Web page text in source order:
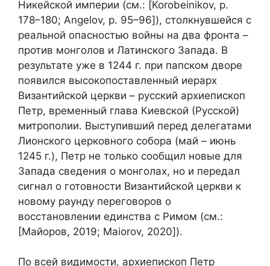
Никейской империи (см.: [Korobeinikov, p.
178–180; Angelov, p. 95–96]), столкнувшейся с
реальной опасностью войны на два фронта –
против монголов и Латинского Запада. В
результате уже в 1244 г. при папском дворе
появился высокопоставленный иерарх
Византийской церкви – русский архиепископ
Петр, временный глава Киевской (Русской)
митрополии. Выступивший перед делегатами
Лионского церковного собора (май – июнь
1245 г.), Петр не только сообщил новые для
Запада сведения о монголах, но и передал
сигнал о готовности Византийской церкви к
новому раунду переговоров о
восстановлении единства с Римом (см.:
[Майоров, 2019; Maiorov, 2020]).
По всей видимости, архиепископ Петр